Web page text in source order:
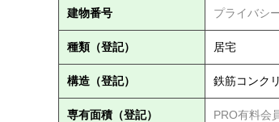
建物番号 プライバシ
種類（登記） 居宅
構造（登記） 鉄筋コンク
専有面積（登記） PRO有料会